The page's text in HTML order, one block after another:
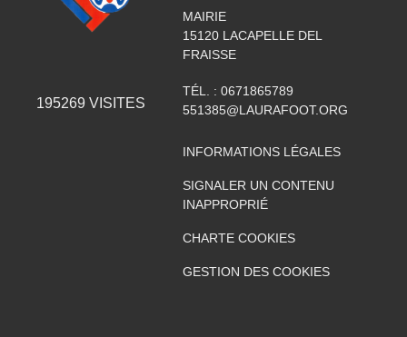
195269 VISITES
MAIRIE
15120 LACAPELLE DEL
FRAISSE
TÉL. : 0671865789
551385@LAURAFOOT.ORG
INFORMATIONS LÉGALES
SIGNALER UN CONTENU
INAPPROPRIÉ
CHARTE COOKIES
GESTION DES COOKIES